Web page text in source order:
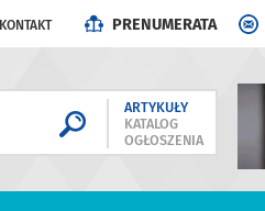
KONTAKT PRENUMERATA
ARTYKUŁY
KATALOG
OGŁOSZENIA